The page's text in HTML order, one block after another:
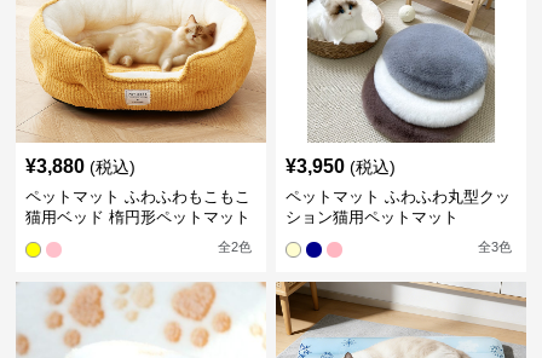
¥3,880 (税込)
ペットマット ふわふわもこもこ
猫用ベッド 楕円形ペットマット
全2色
¥3,950 (税込)
ペットマット ふわふわ丸型クッ
ション猫用ペットマット
全3色